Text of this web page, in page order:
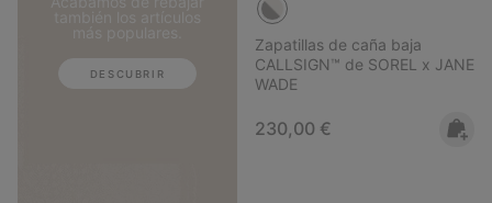
DESCUBRIR
Zapatillas de caña baja
CALLSIGN™ de SOREL x JANE
WADE
Regular price:
230,00 €